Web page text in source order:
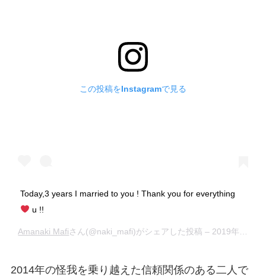
この投稿をInstagramで見る
Today,3 years I married to you ! Thank you for everything
u !!
Amanaki Mafiさん(@naki_mafi)がシェアした投稿 – 2019年 1月月27日午前3時59分PST
2014年の怪我を乗り越えた信頼関係のある二人で